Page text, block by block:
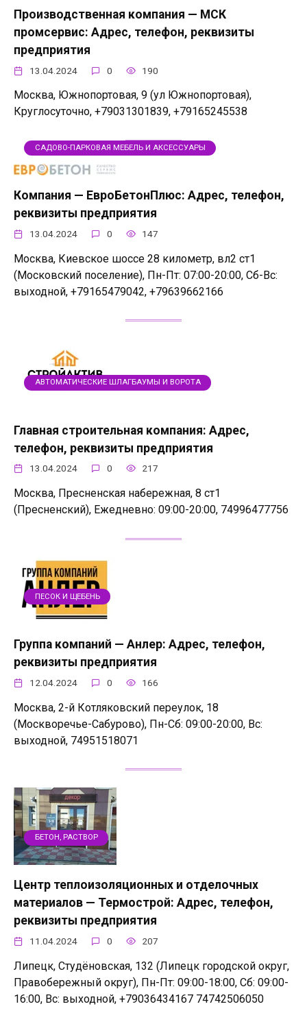
Производственная компания — МСК
промсервис: Адрес, телефон, реквизиты
предприятия
13.04.2024 0 190
Москва, Южнопортовая, 9 (ул Южнопортовая),
Круглосуточно, +79031301839, +79165245538
САДОВО-ПАРКОВАЯ МЕБЕЛЬ И АКСЕССУАРЫ
Компания — ЕвроБетонПлюс: Адрес, телефон,
реквизиты предприятия
13.04.2024 0 147
Москва, Киевское шоссе 28 километр, вл2 ст1
(Московский поселение), Пн-Пт: 07:00-20:00, Сб-Вс:
выходной, +79165479042, +79639662166
АВТОМАТИЧЕСКИЕ ШЛАГБАУМЫ И ВОРОТА
Главная строительная компания: Адрес,
телефон, реквизиты предприятия
13.04.2024 0 217
Москва, Пресненская набережная, 8 ст1
(Пресненский), Ежедневно: 09:00-20:00, 74996477756
ПЕСОК И ЩЕБЕНЬ
Группа компаний — Анлер: Адрес, телефон,
реквизиты предприятия
12.04.2024 0 166
Москва, 2-й Котляковский переулок, 18
(Москворечье-Сабурово), Пн-Сб: 09:00-20:00, Вс:
выходной, 74951518071
БЕТОН, РАСТВОР
Центр теплоизоляционных и отделочных
материалов — Термострой: Адрес, телефон,
реквизиты предприятия
11.04.2024 0 207
Липецк, Студёновская, 132 (Липецк городской округ,
Правобережный округ), Пн-Пт: 09:00-18:00, Сб: 09:00-
16:00, Вс: выходной, +79036434167 74742506050